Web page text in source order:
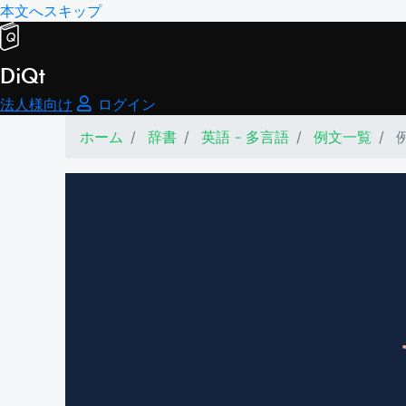
本文へスキップ
DiQt
法人様向け
ログイン
ホーム
辞書 英語 - 多言語 例文一覧